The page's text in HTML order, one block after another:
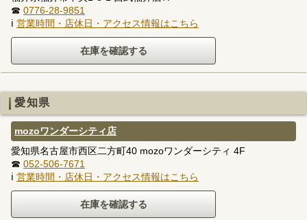
☎ 0776-28-9851
ℹ 営業時間・店休日・アクセス情報はこちら
愛知県
mozoワンダーシティ店
愛知県名古屋市西区二方町40 mozoワンダーシティ 4F
☎ 052-506-7671
ℹ 営業時間・店休日・アクセス情報はこちら